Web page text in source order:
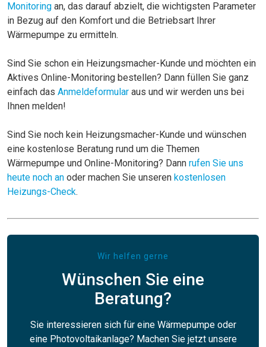
Monitoring an, das darauf abzielt, die wichtigsten Parameter
in Bezug auf den Komfort und die Betriebsart Ihrer
Wärmepumpe zu ermitteln.
Sind Sie schon ein Heizungsmacher-Kunde und möchten ein
Aktives Online-Monitoring bestellen? Dann füllen Sie ganz
einfach das Anmeldeformular aus und wir werden uns bei
Ihnen melden!
Sind Sie noch kein Heizungsmacher-Kunde und wünschen
eine kostenlose Beratung rund um die Themen
Wärmepumpe und Online-Monitoring? Dann rufen Sie uns
heute noch an oder machen Sie unseren kostenlosen
Heizungs-Check.
Wir helfen gerne
Wünschen Sie eine
Beratung?
Sie interessieren sich für eine Wärmepumpe oder
eine Photovoltaikanlage? Machen Sie jetzt unsere